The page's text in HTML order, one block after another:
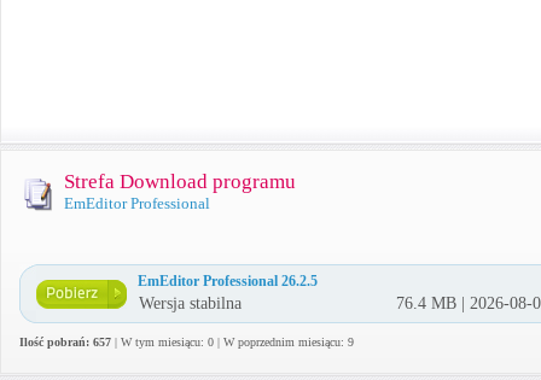
Strefa Download programu
EmEditor Professional
EmEditor Professional 26.2.5
Wersja stabilna 76.4 MB | 2026-08-
Ilość pobrań: 657 | W tym miesiącu: 0 | W poprzednim miesiącu: 9